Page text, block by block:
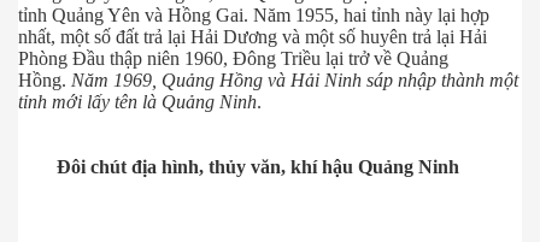
tỉnh Quảng Yên và Hồng Gai. Năm 1955, hai tỉnh này lại hợp
nhất, một số đất trả lại Hải Dương và một số huyên trả lại Hải
Phòng Đầu thập niên 1960, Đông Triều lại trở về Quảng
Hồng. Năm 1969, Quảng Hồng và Hải Ninh sáp nhập thành một
tỉnh mới lấy tên là Quảng Ninh.
Đôi chút địa hình, thủy văn, khí hậu Quảng Ninh